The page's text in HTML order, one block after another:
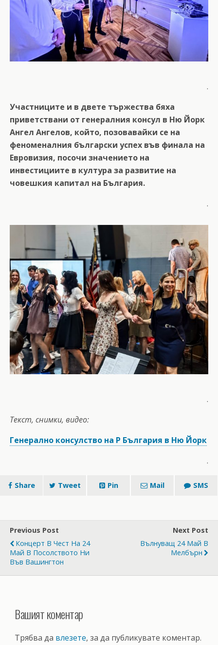
.
Участниците и в двете тържества бяха
приветствани от генералния консул в Ню Йорк
Ангел Ангелов, който, позовавайки се на
феноменалния български успех във финала на
Евровизия, посочи значението на
инвестициите в култура за развитие на
човешкия капитал на България.
.
.
Текст, снимки, видео:
Генерално консулство на Р България в Ню Йорк
.
Share Tweet Pin Mail SMS
Previous Post
Концерт В Чест На 24
Май В Посолството Ни
Във Вашингтон
Next Post
Вълнуващ 24 Май В
Мелбърн
Вашият коментар
Трябва да влезете, за да публикувате коментар.